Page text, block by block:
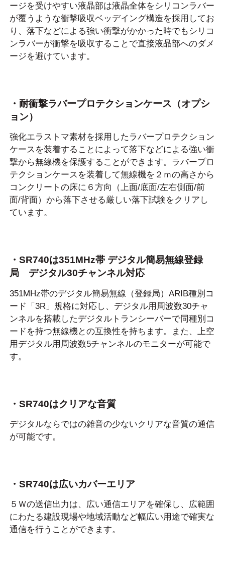
ージを受けやすい液晶部は液晶全体をシリコンラバー
が覆うような衝撃吸収ベッデイング構造を採用してお
り、落下などによる強い衝撃がかかった時でもシリコ
ンラバーが衝撃を吸収することで直接液晶部へのダメ
ージを避けています。
・耐衝撃ラバープロテクションケース（オプシ
ョン）
強化エラストマ素材を採用したラバープロテクション
ケースを装着することによって落下などによる強い衝
撃から無線機を保護することができます。ラバープロ
テクションケースを装着して無線機を２ｍの高さから
コンクリートの床に６方向（上面/底面/左右側面/前
面/背面）から落下させる厳しい落下試験をクリアし
ています。
・SR740は351MHz帯 デジタル簡易無線登録
局 デジタル30チャンネル対応
351MHz帯のデジタル簡易無線（登録局）ARIB種別コ
ード「3R」規格に対応し、デジタル用周波数30チャ
ンネルを搭載したデジタルトランシーバーで同種別コ
ードを持つ無線機との互換性を持ちます。また、上空
用デジタル用周波数5チャンネルのモニターが可能で
す。
・SR740はクリアな音質
デジタルならではの雑音の少ないクリアな音質の通信
が可能です。
・SR740は広いカバーエリア
５Ｗの送信出力は、広い通信エリアを確保し、広範囲
にわたる建設現場や地域活動など幅広い用途で確実な
通信を行うことができます。